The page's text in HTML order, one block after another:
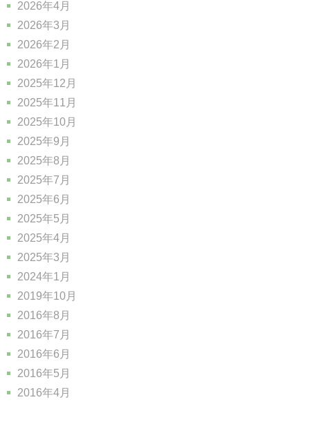
2026年4月
2026年3月
2026年2月
2026年1月
2025年12月
2025年11月
2025年10月
2025年9月
2025年8月
2025年7月
2025年6月
2025年5月
2025年4月
2025年3月
2024年1月
2019年10月
2016年8月
2016年7月
2016年6月
2016年5月
2016年4月